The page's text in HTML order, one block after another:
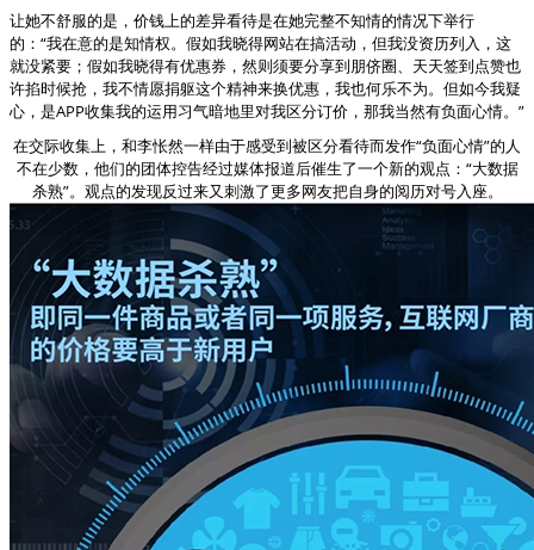
让她不舒服的是，价钱上的差异看待是在她完整不知情的情况下举行
的：“我在意的是知情权。假如我晓得网站在搞活动，但我没资历列入，这
就没紧要；假如我晓得有优惠券，然则须要分享到朋侪圈、天天签到点赞也
许掐时候抢，我不情愿捐躯这个精神来换优惠，我也何乐不为。但如今我疑
心，是APP收集我的运用习气暗地里对我区分订价，那我当然有负面心情。”
在交际收集上，和李怅然一样由于感受到被区分看待而发作“负面心情”的人
不在少数，他们的团体控告经过媒体报道后催生了一个新的观点：“大数据
杀熟”。观点的发现反过来又刺激了更多网友把自身的阅历对号入座。